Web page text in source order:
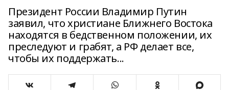
Президент России Владимир Путин
заявил, что христиане Ближнего Востока
находятся в бедственном положении, их
преследуют и грабят, а РФ делает все,
чтобы их поддержать...